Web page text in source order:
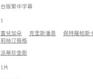
台版繁中字幕
1
蓋兒加朵 克里斯潘恩 佩特羅帕斯
莉絲汀薇格
派蒂珍金斯
1片